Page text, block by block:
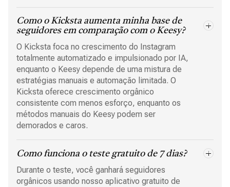
Como o Kicksta aumenta minha base de
seguidores em comparação com o Keesy?
O Kicksta foca no crescimento do Instagram
totalmente automatizado e impulsionado por IA,
enquanto o Keesy depende de uma mistura de
estratégias manuais e automação limitada. O
Kicksta oferece crescimento orgânico
consistente com menos esforço, enquanto os
métodos manuais do Keesy podem ser
demorados e caros.
Como funciona o teste gratuito de 7 dias?
Durante o teste, você ganhará seguidores
orgânicos usando nosso aplicativo gratuito de